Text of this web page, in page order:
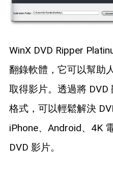
WinX DVD Ripper
翻錄軟體，它可以幫助
取得影片。透過將
格式，可以輕鬆解決
iPhone、Android、4K
DVD 影片。